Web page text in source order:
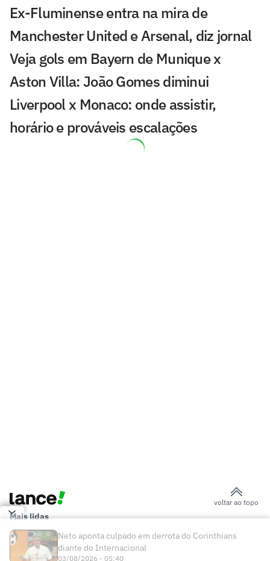
Ex-Fluminense entra na mira de
Manchester United e Arsenal, diz jornal
Veja gols em Bayern de Munique x
Aston Villa: João Gomes diminui
Liverpool x Monaco: onde assistir,
horário e prováveis escalações
Lúcio de Castro: Fifa, Infantino e o
Mourinho tem papel-chave na
renovação de Vini Jr com o Real Madrid
Jogador do Barcelona cumpre promessa